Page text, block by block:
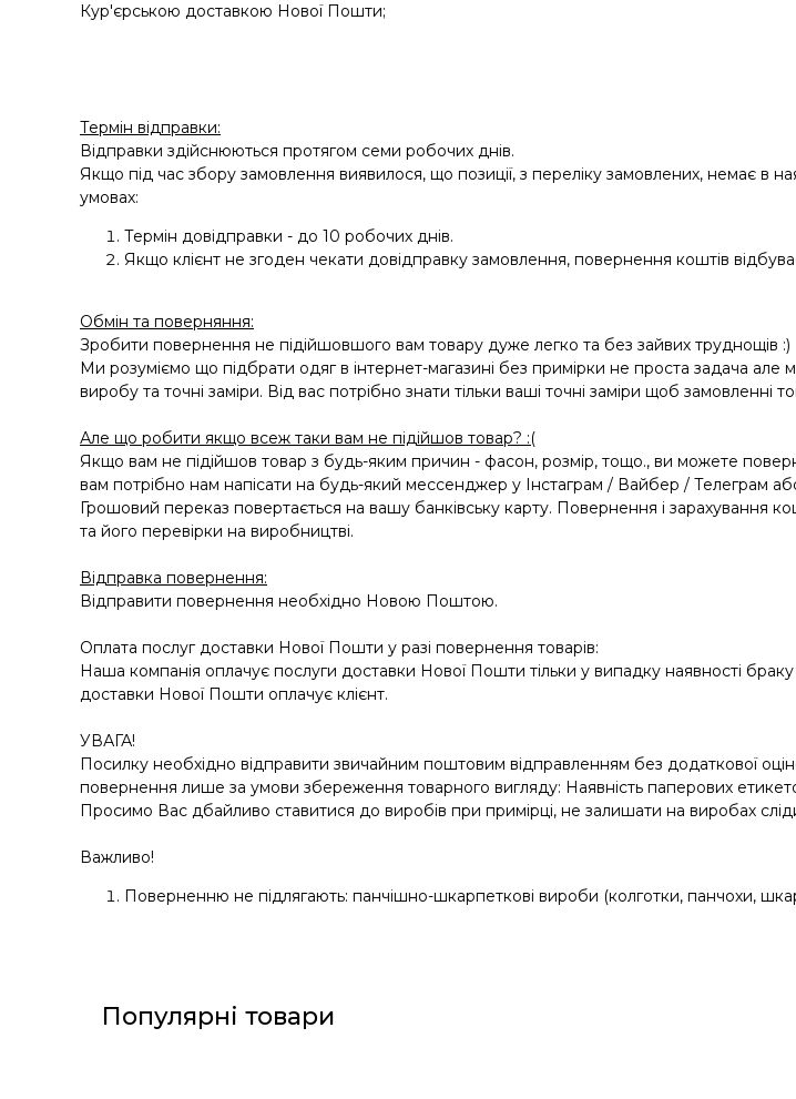
Кур'єрською доставкою Нової Пошти;
Термін відправки:
Відправки здійснюються протягом семи робочих днів.
Якщо під час збору замовлення виявилося, що позиції, з переліку замовлених, немає в
умовах:
Термін довідправки - до 10 робочих днів.
Якщо клієнт не згоден чекати довідправку замовлення, повернення коштів
Обмін та поверняння:
Зробити повернення не підійшовшого вам товару дуже легко та без зайвих труднощів :)
Ми розуміємо що підбрати одяг в інтернет-магазині без примірки не проста задача
виробу та точні заміри. Від вас потрібно знати тільки ваші точні заміри щоб замовленні
Але що робити якщо всеж таки вам не підійшов товар? :(
Якщо вам не підійшов товар з будь-яким причин - фасон, розмір, тощо., ви можете
вам потрібно нам напісати на будь-який мессенджер у Інстаграм / Вайбер / Телеграм
Грошовий переказ повертається на вашу банківську карту. Повернення і зарахування
та його перевірки на виробництві.
Відправка повернення:
Відправити повернення необхідно Новою Поштою.
Оплата послуг доставки Нової Пошти у разі повернення товарів:
Наша компанія оплачує послуги доставки Нової Пошти тільки у випадку наявності
доставки Нової Пошти оплачує клієнт.
УВАГА!
Посилку необхідно відправити звичайним поштовим відправленням без додаткової
повернення лише за умови збереження товарного вигляду: Наявність паперових етикеток
Просимо Вас дбайливо ставитися до виробів при примірці, не залишати на виробах
Важливо!
Поверненню не підлягають: панчішно-шкарпеткові вироби (колготки, панчохи,
Популярні товари